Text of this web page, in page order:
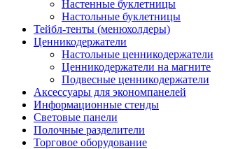
Настенные буклетницы
Настольные буклетницы
Тейбл-тенты (менюхолдеры)
Ценникодержатели
Настольные ценникодержатели
Ценникодержатели на магните
Подвесные ценникодержатели
Аксессуары для экономпанелей
Информационные стенды
Световые панели
Полочные разделители
Торговое оборудование